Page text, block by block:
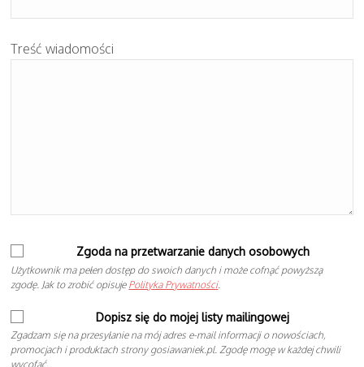
Treść wiadomości
Zgoda na przetwarzanie danych osobowych
Użytkownik ma pełen dostęp do swoich danych i może cofnąć powyższą
zgodę. Jak to zrobić opisuje Polityka Prywatności.
Dopisz się do mojej listy mailingowej
Zgadzam się na przesyłanie na mój adres e-mail informacji o nowościach,
promocjach i produktach strony gosiawaniek.pl. Zgodę mogę w każdej chwili
wycofać.